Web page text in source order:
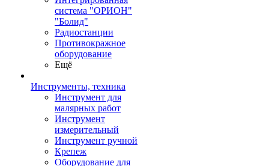
система "ОРИОН"
"Болид"
Радиостанции
Противокражное
оборудование
Ещё
Инструменты, техника
Инструмент для
малярных работ
Инструмент
измерительный
Инструмент ручной
Крепеж
Оборудование для